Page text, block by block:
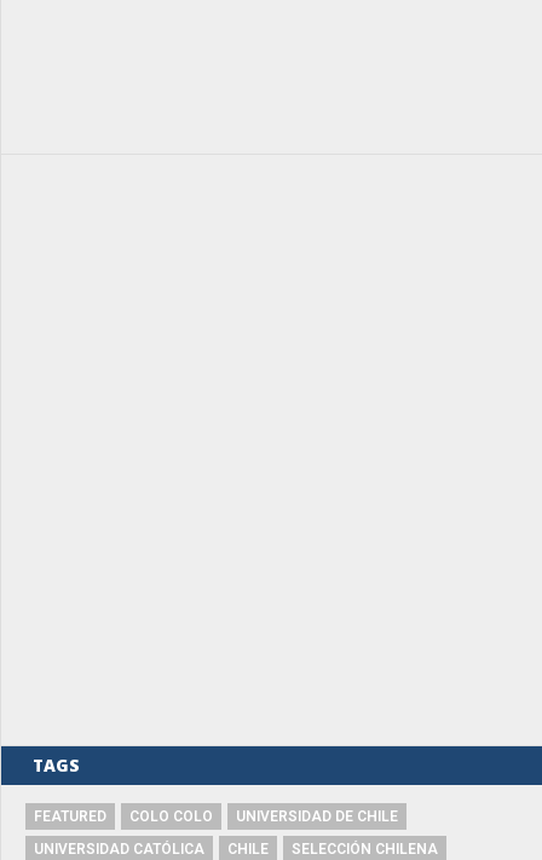
TAGS
FEATURED COLO COLO
UNIVERSIDAD DE CHILE
UNIVERSIDAD CATÓLICA
CHILE
SELECCIÓN CHILENA